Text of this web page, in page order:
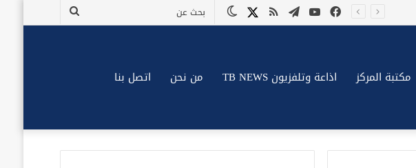
بحث
الوضع X ملخص
تيلقراميوتيوب
فيسبوك
مكتبة المركز اذاعة وتلفزيون TB NEWS من نحن اتصل بنا